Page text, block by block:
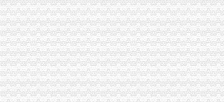
上海如何办理进出口货物收发货人报关注册登记证书的地址变更_阿里
进出口货物收发货人报关注册登记…-海关百问
中华共和国【海关进出口货物收发货人报关注册登记证书】泉州花
进出口货物收发货人报关注册登记变更办事指南
人代表变更：更新《中华共和国海关进出口货物收发货人报关注
《进出口货物收发货人报关注册登记延续材料
办理“进出口货物收发货人报关注册登记申请”
进出口货物收发货人报关注册登记证书-河南驰蓝进出口贸易有限公司
自贸试验区进出口货物收发货人报关注册登记-信息服务-番禺社区网
进出口货物收发货人（一般进出口企业）注册登记变更、换证和注销_